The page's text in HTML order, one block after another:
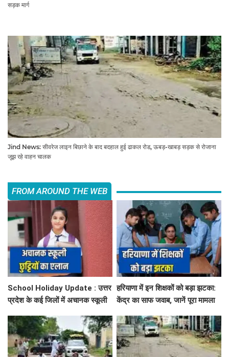
सड़क मार्ग
Jind News: सीवरेज लाइन बिछाने के बाद बदहाल हुई ढाकल रोड, ऊबड़-खाबड़ सड़क से रोजाना
जूझ रहे वाहन चालक
FROM AROUND THE WEB
School Holiday Update : उत्तर
प्रदेश के कई जिलों में अचानक स्कूली
सटीक जानकारी
हरियाणा में इन शिक्षकों को बड़ा झटका:
केंद्र का साफ जवाब, जानें पूरा मामला